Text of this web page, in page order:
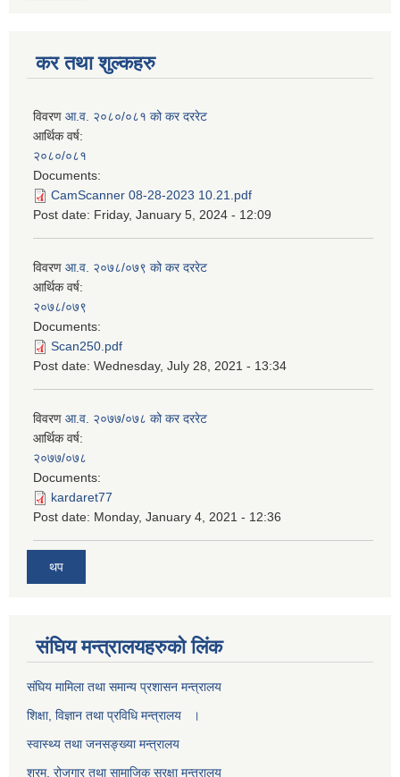
कर तथा शुल्कहरु
विवरण आ.व. २०८०/०८१ को कर दररेट
आर्थिक वर्ष:
२०८०/०८१
Documents:
CamScanner 08-28-2023 10.21.pdf
Post date: Friday, January 5, 2024 - 12:09
विवरण आ.व. २०७८/०७९ को कर दररेट
आर्थिक वर्ष:
२०७८/०७९
Documents:
Scan250.pdf
Post date: Wednesday, July 28, 2021 - 13:34
विवरण आ.व. २०७७/०७८ को कर दररेट
आर्थिक वर्ष:
२०७७/०७८
Documents:
kardaret77
Post date: Monday, January 4, 2021 - 12:36
थप
स‌ंघिय मन्त्रालयहरुको लिंक
स‌ंघिय मामिला तथा समान्य प्रशासन मन्त्रालय
शिक्षा, विज्ञान तथा प्रविधि मन्त्रालय ।
स्वास्थ्य तथा जनसङ्ख्या मन्त्रालय
श्रम, रोजगार तथा सामाजिक सुरक्षा मन्त्रालय